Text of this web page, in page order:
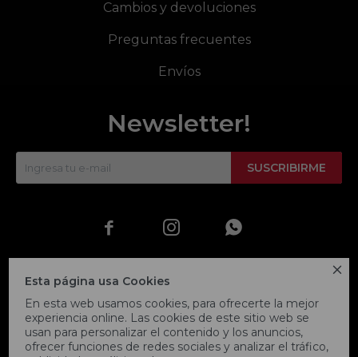

Esta página usa Cookies
En esta web usamos cookies, para ofrecerte la mejor
experiencia online. Las cookies de este sitio web se
usan para personalizar el contenido y los anuncios,
ofrecer funciones de redes sociales y analizar el tráfico,
Cambios y devoluciones
Preguntas frecuentes
Envíos
Newsletter!
SUSCRIBIRME
  